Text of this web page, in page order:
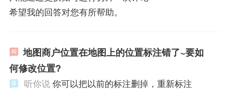
希望我的回答对您有所帮助。
地图商户位置在地图上的位置标注错了~要如
何修改位置?
听你说你可以把以前的标注删掉，重新标注